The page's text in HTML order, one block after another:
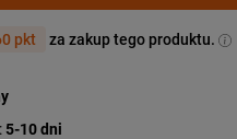
pkt za zakup tego produktu.
5-10 dni